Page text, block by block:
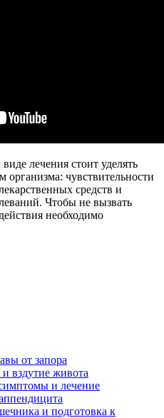
лечения стоит уделять
чувствительности
средств и
Чтобы не вызвать
необходимо
от запора
вздутие живота
и лечение
и подготовка к